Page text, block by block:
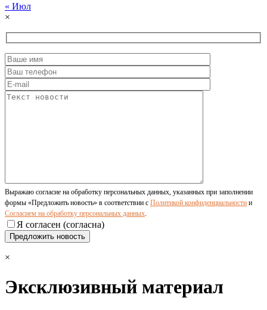
« Июл
×
Выражаю согласие на обработку персональных данных, указанных при заполнении
формы «Предложить новость» в соответствии с Политикой конфиденциальности и
Согласием на обработку персональных данных.
Я согласен (согласна)
×
Эксклюзивный материал